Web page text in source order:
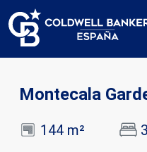
Montecala
144 m² 3